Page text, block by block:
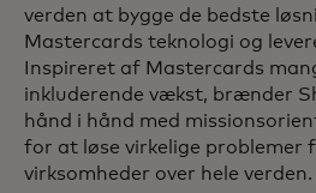
verden at bygge de bedste
Mastercards teknologi og
Inspireret af Mastercards
inkluderende vækst, brænder
hånd i hånd med
for at løse virkelige problemer
virksomheder over hele verden.